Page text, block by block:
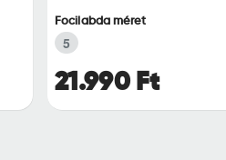
21.990 Ft
Focilabda méret
5